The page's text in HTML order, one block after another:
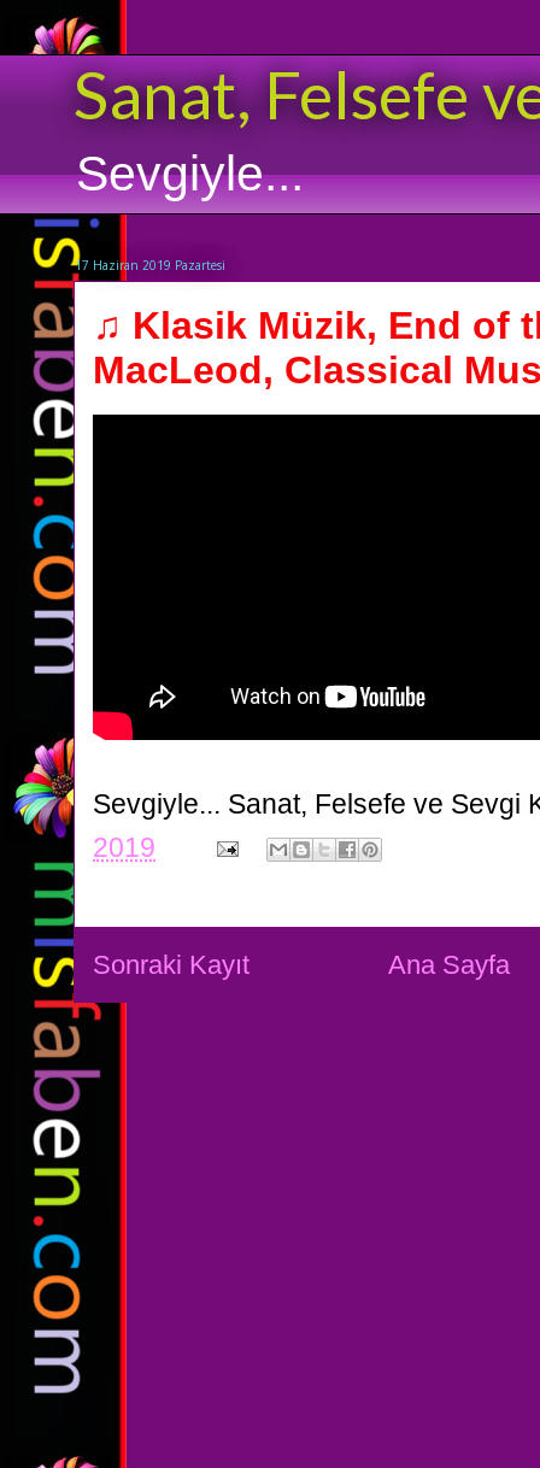
Sanat, Felsefe
Sevgiyle...
17 Haziran 2019 Pazartesi
♫ Klasik Müzik, End of
MacLeod, Classical
Sevgiyle... Sanat, Felsefe ve Sevgi
2019
Sonraki Kayıt Ana Sayfa